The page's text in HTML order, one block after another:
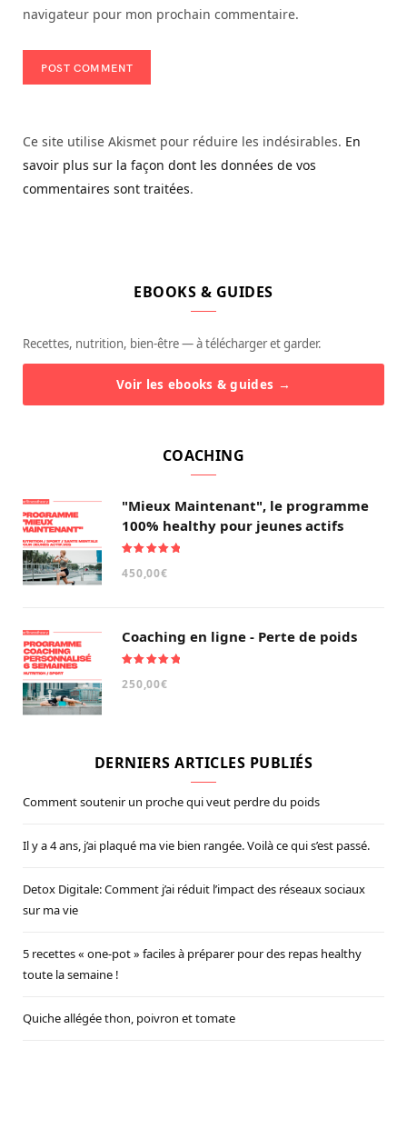
navigateur pour mon prochain commentaire.
Ce site utilise Akismet pour réduire les indésirables. En
savoir plus sur la façon dont les données de vos
commentaires sont traitées.
EBOOKS & GUIDES
Recettes, nutrition, bien-être — à télécharger et garder.
Voir les ebooks & guides →
COACHING
"Mieux Maintenant", le programme
100% healthy pour jeunes actifs
sur 5
450,00€
Coaching en ligne - Perte de poids
sur 5
250,00€
DERNIERS ARTICLES PUBLIÉS
Comment soutenir un proche qui veut perdre du poids
Il y a 4 ans, j’ai plaqué ma vie bien rangée. Voilà ce qui s’est passé.
Detox Digitale: Comment j’ai réduit l’impact des réseaux sociaux
sur ma vie
5 recettes « one-pot » faciles à préparer pour des repas healthy
toute la semaine !
Quiche allégée thon, poivron et tomate